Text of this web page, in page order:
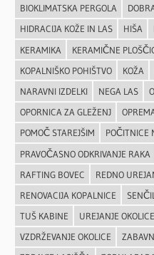
BIOKLIMATSKA PERGOLA
HIDRACIJA KOŽE IN LAS
HIŠA
KERAMIKA
KERAMIČNE
KOPALNIŠKO POHIŠTVO
KOŽA
NARAVNI IZDELKI
NEGA LAS
OPORNICA ZA GLEŽENJ
POMOČ STAREJŠIM
POČITNICE
PRAVOČASNO ODKRIVANJE RAKA
RAFTING BOVEC
REDNO
RENOVACIJA KOPALNICE
TUŠ KABINE
UREJANJE OKOLICE
VZDRŽEVANJE OKOLICE